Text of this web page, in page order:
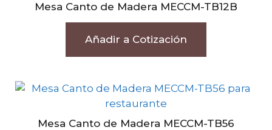
Mesa Canto de Madera MECCM-TB12B
Añadir a Cotización
Mesa Canto de Madera MECCM-TB56